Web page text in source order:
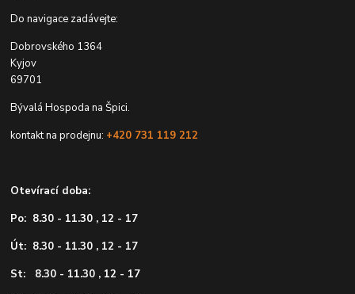
Do navigace zadávejte:
Dobrovského 1364
Kyjov
69701
Bývalá Hospoda na Špici.
kontakt na prodejnu: +420 731 119 212
Otevírací doba:
Po: 8.30 - 11.30 , 12 - 17
Út: 8.30 - 11.30 , 12 - 17
St: 8.30 - 11.30 , 12 - 17